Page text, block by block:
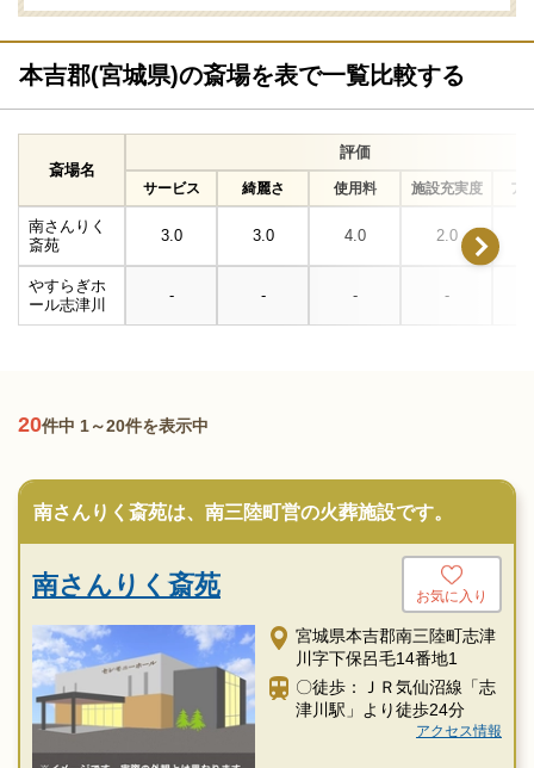
本吉郡(宮城県)の斎場を表で一覧比較する
斎場名
評価
サービス 綺麗さ 使用料 施設充実度 ア
南さんりく
斎苑
3.0 3.0 4.0 2.0
やすらぎホ
ール志津川
- - - -
20件中 1～20件を表示中
南さんりく斎苑は、南三陸町営の火葬施設です。
南さんりく斎苑 お気に入り
宮城県本吉郡南三陸町志津
川字下保呂毛14番地1
〇徒歩：ＪＲ気仙沼線「志
津川駅」より徒歩24分
アクセス情報